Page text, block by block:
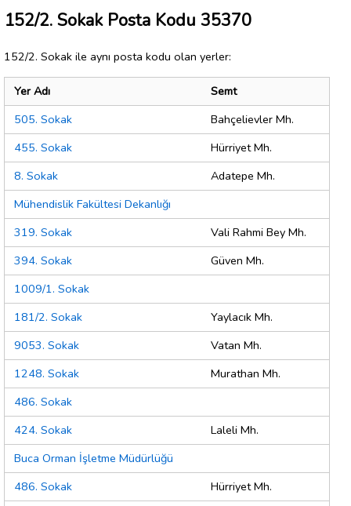
152/2. Sokak Posta Kodu 35370
152/2. Sokak ile aynı posta kodu olan yerler:
Yer Adı
Semt
505. Sokak
Bahçelievler Mh.
455. Sokak
Hürriyet Mh.
8. Sokak
Adatepe Mh.
Mühendislik Fakültesi Dekanlığı
319. Sokak
Vali Rahmi Bey Mh.
394. Sokak
Güven Mh.
1009/1. Sokak
181/2. Sokak
Yaylacık Mh.
9053. Sokak
Vatan Mh.
1248. Sokak
Murathan Mh.
486. Sokak
424. Sokak
Laleli Mh.
Buca Orman İşletme Müdürlüğü
486. Sokak
Hürriyet Mh.